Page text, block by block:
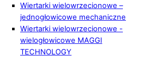
Wiertarki wielowrzecionowe –
jednogłowicowe mechaniczne
Wiertarki wielowrzecionowe -
wielogłowicowe MAGGI
TECHNOLOGY